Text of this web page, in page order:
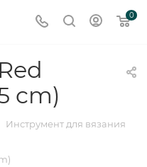
0
cm)
Инструмент для вязания